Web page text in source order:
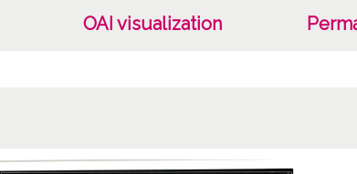
OAI visualization